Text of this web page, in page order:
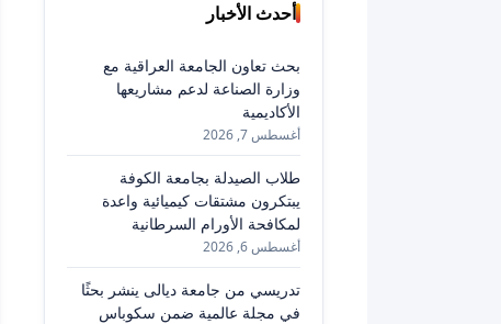
أحدث الأخبار
بحث تعاون الجامعة العراقية مع
وزارة الصناعة لدعم مشاريعها
الأكاديمية
أغسطس 7, 2026
طلاب الصيدلة بجامعة الكوفة
يبتكرون مشتقات كيميائية واعدة
لمكافحة الأورام السرطانية
أغسطس 6, 2026
تدريسي من جامعة ديالى ينشر بحثًا
في مجلة عالمية ضمن سكوباس